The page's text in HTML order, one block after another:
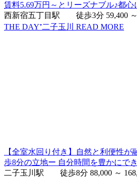
賃料5.69万円～とリーズナブル♪都
西新宿五丁目駅 徒歩3分 59,400
THE DAY⁺二子玉川
READ MORE
【全室水回り付き】自然と利便性が
歩8分の立地ー 自分時間を豊かにで
二子玉川駅 徒歩8分 88,000 ～